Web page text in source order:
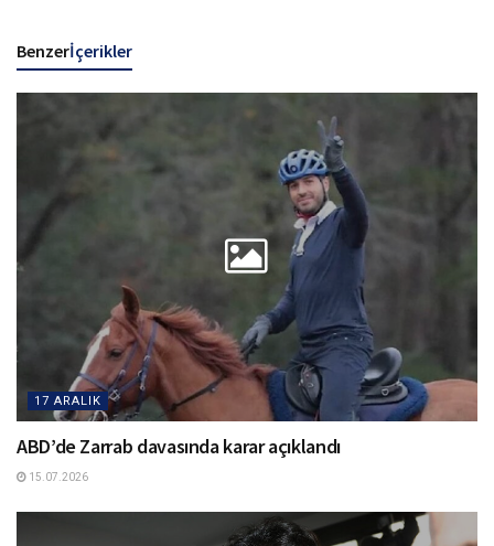
Benzerİçerikler
17 ARALIK
ABD’de Zarrab davasında karar açıklandı
15.07.2026